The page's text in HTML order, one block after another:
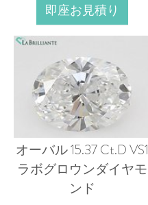
即座お見積り
オーバル 15.37 Ct.D VS1
ラボグロウンダイヤモ
ンド